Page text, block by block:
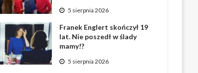
5 sierpnia 2026
Franek Englert skończył 19
lat. Nie poszedł w ślady
mamy!?
5 sierpnia 2026